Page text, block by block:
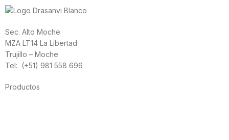
Sec. Alto Moche
MZA LT14 La Libertad
Trujillo – Moche
Tel: (+51) 981 558 696
Productos